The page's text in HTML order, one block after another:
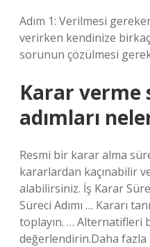
Adım 1: Verilmesi
verirken kendinize
sorunun çözülmesi
Karar verme
adımları
Resmi bir karar alma
kararlardan kaçınabilir
alabilirsiniz. İş Karar
Süreci Adımı … Kararı
toplayın. … Alternatifleri
değerlendirin.Daha fazla